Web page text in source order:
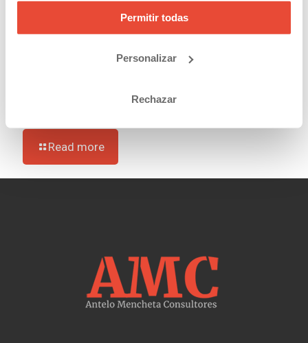
Permitir todas
Personalizar
Rechazar
Read more